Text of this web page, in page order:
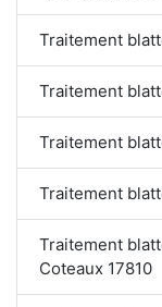
Traitement
Traitement
Traitement
Traitement
Traitement
Coteaux 17810